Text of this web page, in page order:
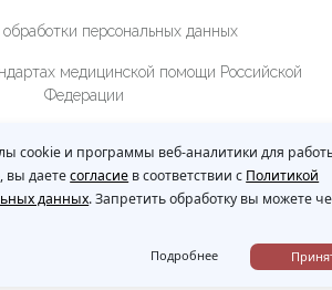
персональных данных
медицинской помощи Российской
Федерации
Российской Федерации:
«ЭЙФОС». Информационные технологии
cookie и программы веб-аналитики для
вы даетесогласие в соответствии с Политикой
данных. Запретить обработку вы можете
Подробнее